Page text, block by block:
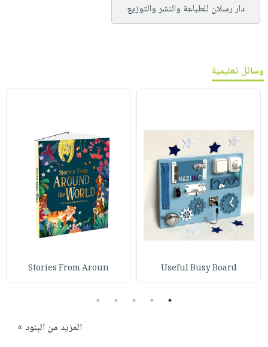
دار رسلان للطباعة والنشر والتوزيع
وسائل تعليمية
Useful Busy Board
Stories From Aroun
1
2
3
4
5
المزيد من البنود »